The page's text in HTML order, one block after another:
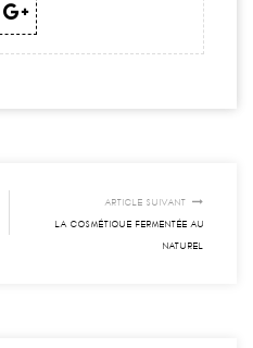
ARTICLE SUIVANT
LA COSMÉTIQUE FERMENTÉE AU
NATUREL